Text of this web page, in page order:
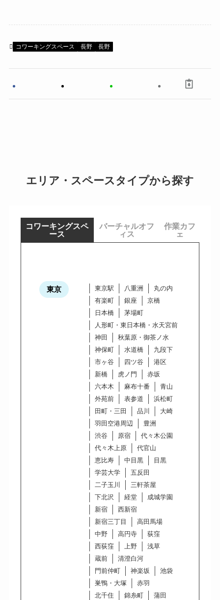
コワーキングスペース 長野 長野
エリア・スペースタイプから探す
コワーキングスペ
ース
バーチャルオフ
ィス
作業カフ
ェ
東京 東京駅 八重洲
丸の内
有楽町
銀座
京橋
日本橋
茅場町
人形町・東日本橋・水天宮前
神田
秋葉原・御茶ノ水
神保町
水道橋
九段下
市ヶ谷
四ツ谷
港区
新橋
虎ノ門
赤坂
六本木
麻布十番
青山
外苑前
表参道
浜松町
田町・三田
品川
大崎
羽田空港周辺
豊洲
渋谷
原宿
代々木公園
代々木上原
代官山
恵比寿
中目黒
目黒
学芸大学
五反田
二子玉川
三軒茶屋
下北沢
経堂
成城学園
新宿
西新宿
新宿三丁目
高田馬場
中野
高円寺
荻窪
西荻窪
上野
浅草
蔵前
清澄白河
門前仲町
神楽坂
池袋
巣鴨・大塚
赤羽
北千住
錦糸町
蒲田